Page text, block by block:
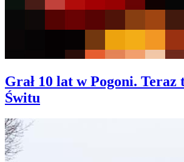
Grał 10 lat w Pogoni. Teraz
Świtu